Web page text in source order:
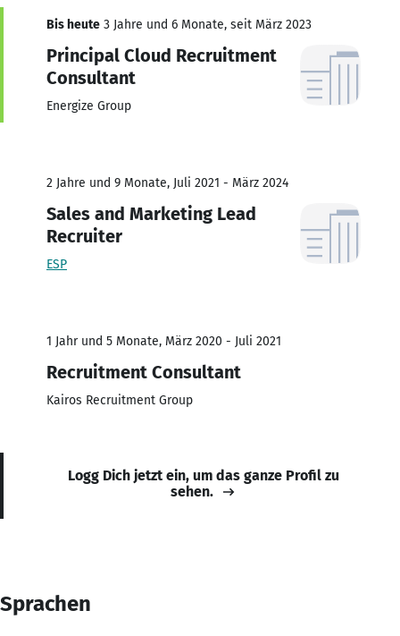
Bis heute 3 Jahre und 6 Monate, seit März 2023
Principal Cloud Recruitment
Consultant
Energize Group
2 Jahre und 9 Monate, Juli 2021 - März 2024
Sales and Marketing Lead
Recruiter
ESP
1 Jahr und 5 Monate, März 2020 - Juli 2021
Recruitment Consultant
Kairos Recruitment Group
Logg Dich jetzt ein, um das ganze Profil zu
sehen.
Sprachen